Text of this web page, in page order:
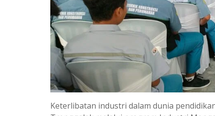
Keterlibatan industri dalam dunia